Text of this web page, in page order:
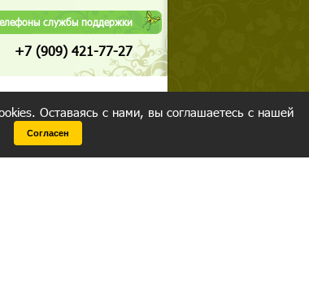
службы поддержки
+7 (909) 421-77-27
Оставаясь с нами, вы соглашаетесь с нашей
Согласен